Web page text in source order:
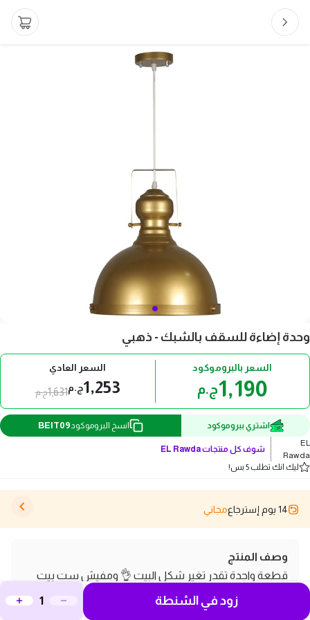
وحدة إضاءة للسقف بالشبك - ذهبي
السعر بالبروموكود
1,190ج.م
السعر العادي
1,253ج.م1,631ج.م
اشتري ببروموكود انسخ البروموكود BEIT09
EL
Rawda
شوف كل منتجاتEL Rawda
ليك انك تطلب 5 بس!
14 يوم إسترجاع مجاني
وصف المنتج
قطعة واحدة تقدر تغير شكل البيت 👌 ومفيش ست بيت
تستغنى عنها 😍 هنساعدك تخلى بيتك مبهج ومضئ 😎
زود في الشنطة